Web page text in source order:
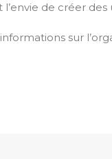
de créer
sur